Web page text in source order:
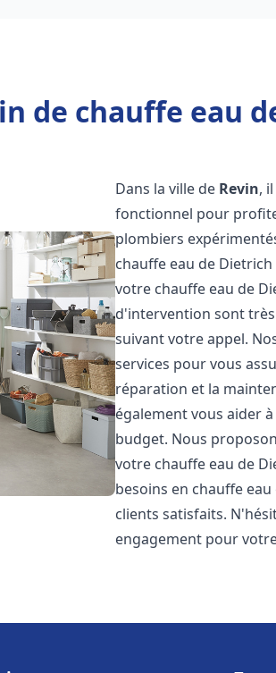
de chauffe eau
Dans la ville de Revin,
fonctionnel pour
plombiers
chauffe eau de Dietrich
votre chauffe eau de
d'intervention sont
suivant votre appel.
services pour vous
réparation et la
également vous aider
budget. Nous
votre chauffe eau de
besoins en chauffe
clients satisfaits.
engagement pour